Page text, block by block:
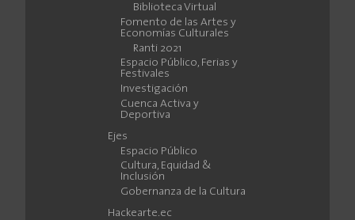
Biblioteca Virtual
Fomento de las Artes y
Economías Culturales
Ranti 2021
Espacio Público, Ferias y
Festivales
Investigación
Cuenca Activa y
Deportiva
Ejes
Espacio Público
Cultura, Equidad &
Inclusión
Gobernanza de la Cultura
Hackearte.ec